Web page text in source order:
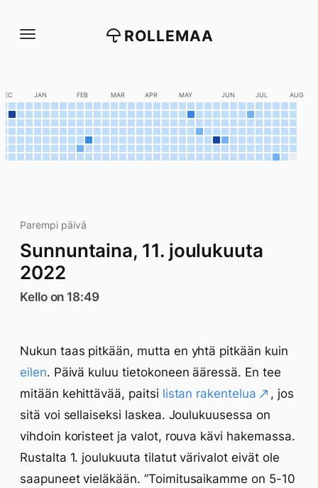
suoraan
ROLLEMAA
DEC JAN FEB MAR APR MAY JUN JUL AUG
Parempi päivä
Sunnuntaina, 11. joulukuuta
2022
Kello on 18:49
Nukun taas pitkään, mutta en yhtä pitkään kuin
eilen. Päivä kuluu tietokoneen ääressä. En tee
mitään kehittävää, paitsi listan rakentelua
, jos
sitä voi sellaiseksi laskea. Joulukuusessa on
vihdoin koristeet ja valot, rouva kävi hakemassa.
Rustalta 1. joulukuuta tilatut värivalot eivät ole
saapuneet vieläkään. ”Toimitusaikamme on 5-10